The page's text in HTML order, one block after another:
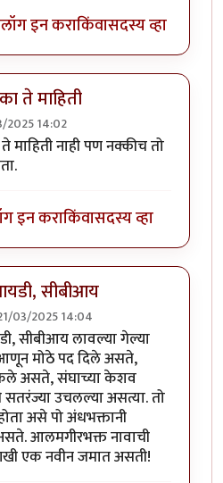
लॉग इन कराकिंवासदस्य व्हा
ते माहिती
2025 14:02
नाही पण नक्कीच तो
इन कराकिंवासदस्य व्हा
सीबीआय
03/2025 14:04
असता का ते माहितीby
सीबीआय लावल्या गेल्या
मोठे पद दिले असते,
असते, संघाच्या केशव
सतरंज्या उचलल्या असत्या. तो
असे पो अंधभक्तानी
आलमगीरभक्त नावाची
एक नवीन जमात असती!